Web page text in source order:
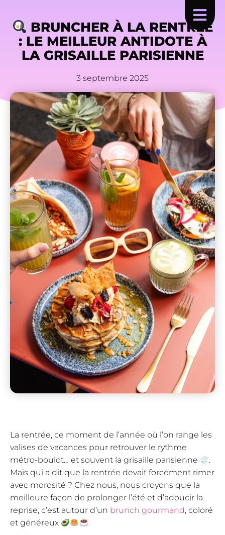
BRUNCHER À LA RENTRÉE
: LE MEILLEUR ANTIDOTE À
LA GRISAILLE PARISIENNE
3 septembre 2025
La rentrée, ce moment de l’année où l’on range les
valises de vacances pour retrouver le rythme
métro-boulot… et souvent la grisaille parisienne
.
Mais qui a dit que la rentrée devait forcément rimer
avec morosité ? Chez nous, nous croyons que la
meilleure façon de prolonger l’été et d’adoucir la
reprise, c’est autour d’un brunch gourmand, coloré
et généreux
.